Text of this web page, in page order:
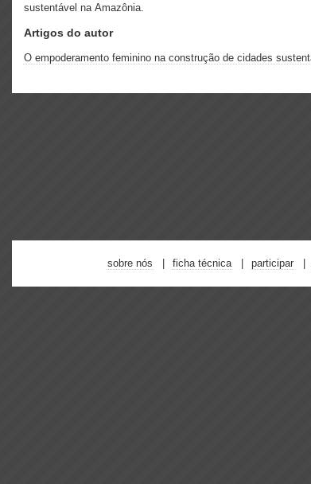
sustentável na Amazônia.
Artigos do autor
O empoderamento feminino na construção de cidades
sobre nós ficha técnica participar